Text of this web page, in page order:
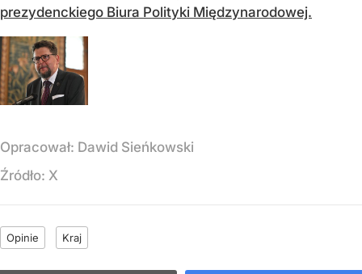
prezydenckiego Biura Polityki Międzynarodowej.
Opracował: Dawid Sieńkowski
Źródło: X
Opinie Kraj